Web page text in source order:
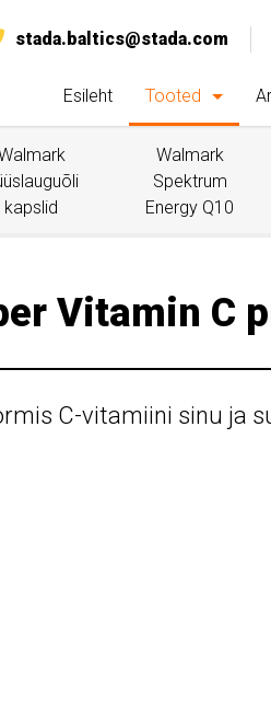
stada.baltics@stada.com
Esileht Tooted
kapslid
Walmark
Spektrum
Energy Q10
Vitamin C
C-vitamiini sinu ja